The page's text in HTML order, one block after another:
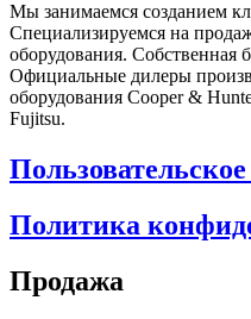
Мы занимаемся созданием
Специализируемся на
оборудования. Собственная
Официальные дилеры
оборудования Cooper &
Fujitsu.
Политика
Продажа